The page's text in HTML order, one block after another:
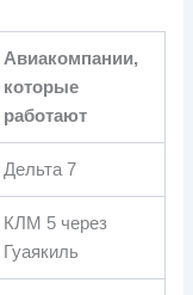
Авиакомпании,
которые
работают
Дельта 7
КЛМ 5 через
Гуаякиль